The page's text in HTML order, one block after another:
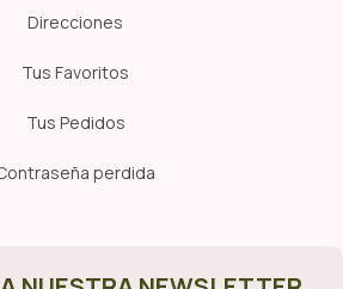
Direcciones
Tus Favoritos
Tus Pedidos
perdida